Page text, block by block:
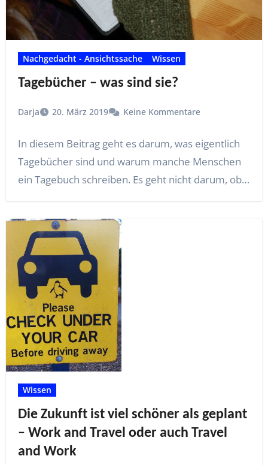
Nachgedacht - Ansichtssache Wissen
Tagebücher – was sind sie?
Darja 20. März 2019 Keine Kommentare
In diesem Beitrag geht es darum, was eigentlich
Tagebücher sind und warum manche Menschen
ein Tagebuch schreiben. Es geht nicht darum, ob…
Wissen
Die Zukunft ist viel schöner als geplant
– Work and Travel oder auch Travel
and Work